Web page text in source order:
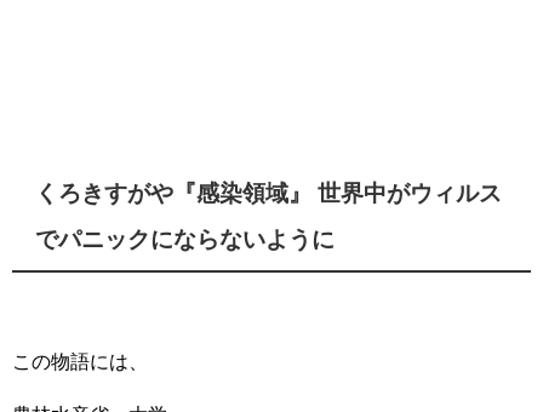
くろきすがや『感染領域』 世界中がウィルス
でパニックにならないように
この物語には、